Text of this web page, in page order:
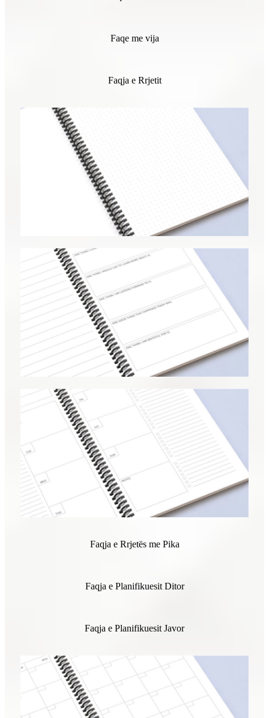
Faqe me vija
Faqja e Rrjetit
Faqja e Rrjetës me Pika
Faqja e Planifikuesit Ditor
Faqja e Planifikuesit Javor